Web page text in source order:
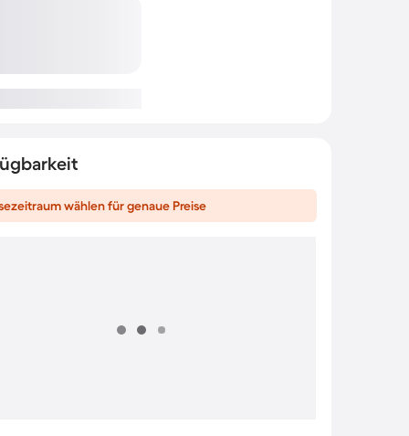
wählen für genaue Preise